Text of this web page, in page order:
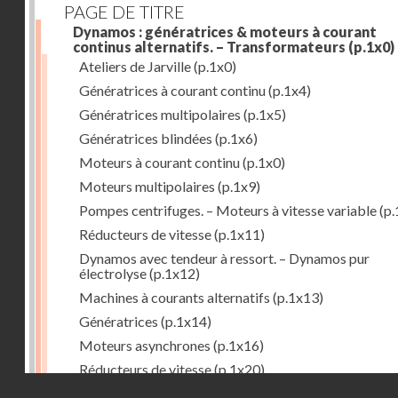
PAGE DE TITRE
Dynamos : génératrices & moteurs à courant
continus alternatifs. – Transformateurs (p.1x0)
Ateliers de Jarville(p.1x0)
Génératrices à courant continu(p.1x4)
Génératrices multipolaires (p.1x5)
Génératrices blindées (p.1x6)
Moteurs à courant continu(p.1x0)
Moteurs multipolaires (p.1x9)
Pompes centrifuges. – Moteurs à vitesse variable
Réducteurs de vitesse(p.1x11)
Dynamos avec tendeur à ressort. – Dynamos pur
électrolyse(p.1x12)
Machines à courants alternatifs (p.1x13)
Génératrices (p.1x14)
Moteurs asynchrones (p.1x16)
Réducteurs de vitesse(p.1x20)